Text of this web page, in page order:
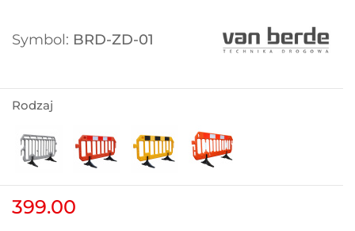
Symbol: BRD-ZD-01
Rodzaj
399.00